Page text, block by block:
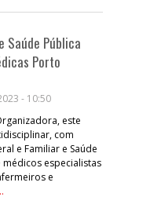
Saúde Pública
Porto
- 10:50
este
com
e Familiar e Saúde
especialistas
e